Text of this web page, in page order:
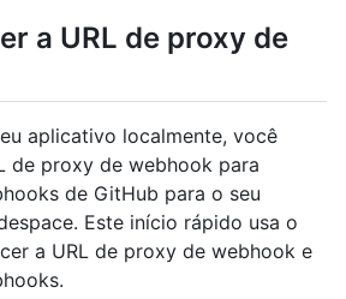
a URL de proxy de
aplicativo localmente, você
de proxy de webhook para
de GitHub para o seu
Este início rápido usa o
a URL de proxy de webhook e